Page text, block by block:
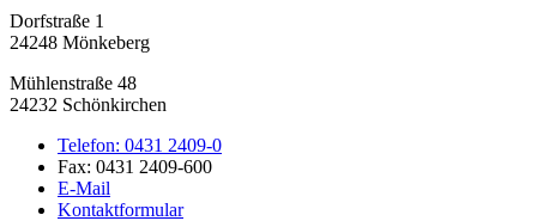
Dorfstraße 1
24248 Mönkeberg
Mühlenstraße 48
24232 Schönkirchen
Telefon: 0431 2409-0
Fax: 0431 2409-600
E-Mail
Kontaktformular